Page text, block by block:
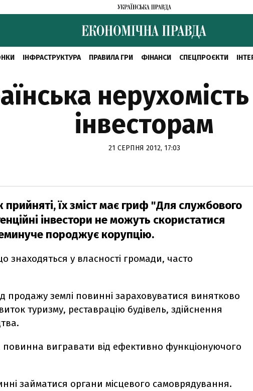
ІНФРАСТРУКТУРА ПРАВИЛА ГРИ ФІНАНСИ СПЕЦПРОЄКТИ
інвесторам
21 СЕРПНЯ 2012, 17:03
прийняті, їх зміст має гриф "Для службового
інвестори не можуть скористатися
породжує корупцію.
знаходяться у власності громади, часто
продажу землі повинні зараховуватися винятково
туризму, реставрацію будівель, здійснення
повинна вигравати від ефективно функціонуючого
займатися органи місцевого самоврядування.